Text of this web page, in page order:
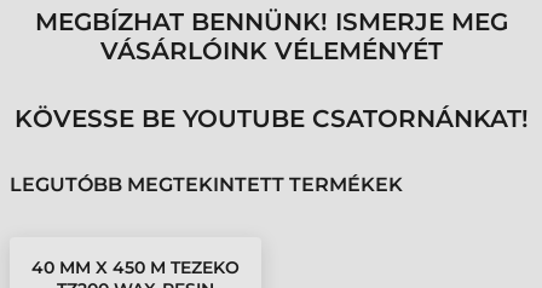
MEGBÍZHAT BENNÜNK! ISMERJE MEG
VÁSÁRLÓINK VÉLEMÉNYÉT
KÖVESSE BE YOUTUBE CSATORNÁNKAT!
LEGUTÓBB MEGTEKINTETT TERMÉKEK
40 MM X 450 M TEZEKO